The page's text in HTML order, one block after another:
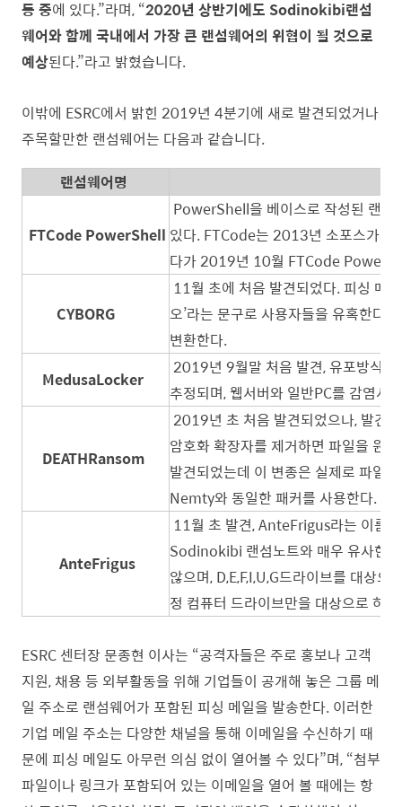
동 중에 있다.”라며, “2020년 상반기에도 Sodinokibi랜섬
웨어와 함께 국내에서 가장 큰 랜섬웨어의 위협이 될 것으로
예상된다.”라고 밝혔습니다.
이밖에 ESRC에서 밝힌 2019년 4분기에 새로 발견되었거나
주목할만한 랜섬웨어는 다음과 같습니다.
랜섬웨어명
FTCode PowerShell
PowerShell을 베이스로 작성된 랜섬
있다. FTCode는 2013년 소포스가 처
다가 2019년 10월 FTCode
CYBORG
11월 초에 처음 발견되었다. 피싱 메
오’라는 문구로 사용자들을 유혹한다
변환한다.
MedusaLocker
2019년 9월말 처음 발견, 유포방식은
추정되며, 웹서버와 일반PC를 감염시
DEATHRansom
2019년 초 처음 발견되었으나, 발견
암호화 확장자를 제거하면 파일을 원
발견되었는데 이 변종은 실제로 파일
Nemty와 동일한 패커를 사용한다.
AnteFrigus
11월 초 발견, AnteFrigus라는 이름
Sodinokibi 랜섬노트와 매우 유사한
않으며, D,E,F,I,U,G드라이브를 대상
정 컴퓨터 드라이브만을 대상으로 하
ESRC 센터장 문종현 이사는 “공격자들은 주로 홍보나 고객
지원, 채용 등 외부활동을 위해 기업들이 공개해 놓은 그룹 메
일 주소로 랜섬웨어가 포함된 피싱 메일을 발송한다. 이러한
기업 메일 주소는 다양한 채널을 통해 이메일을 수신하기 때
문에 피싱 메일도 아무런 의심 없이 열어볼 수 있다”며, “첨부
파일이나 링크가 포함되어 있는 이메일을 열어 볼 때에는 항